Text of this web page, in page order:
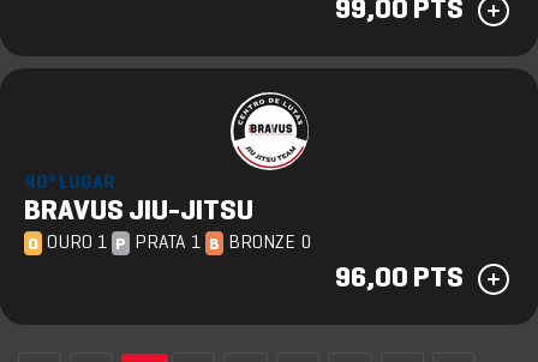
99,00 PTS
40º LUGAR
BRAVUS JIU-JITSU
O OURO 1 P PRATA 1 B BRONZE 0
96,00 PTS